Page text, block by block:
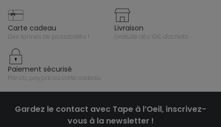
carte cadeau
des tonnes de possibilités !
livraison
gratuite dès 10€ d'achats
paiement sécurisé
par cb, paypal ou carte cadeau
Gardez le contact avec Tape à l’Oeil, inscrivez-
vous à la newsletter !